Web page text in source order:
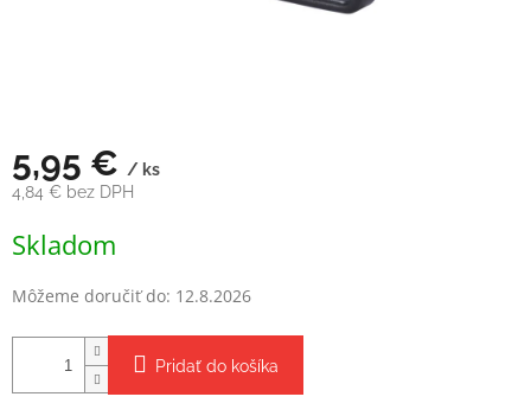
5,95 € / ks
4,84 € bez DPH
cena:
Skladom
Môžeme doručiť do: 12.8.2026
Pridať do košíka